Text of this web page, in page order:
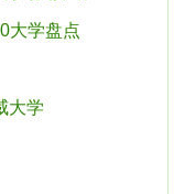
大学盘点
大学